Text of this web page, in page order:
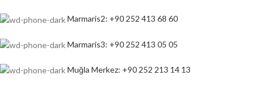
Marmaris2: +90 252 413 68 60
Marmaris3: +90 252 413 05 05
Muğla Merkez: +90 252 213 14 13